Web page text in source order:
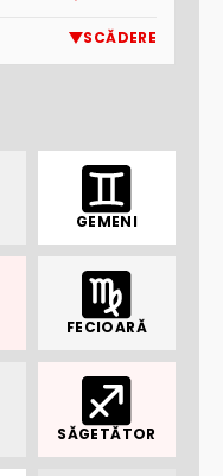
SCĂDERE
GEMENI
FECIOARĂ
SĂGETĂTOR